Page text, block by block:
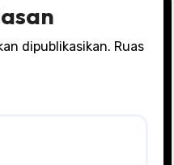
dipublikasikan. Ruas